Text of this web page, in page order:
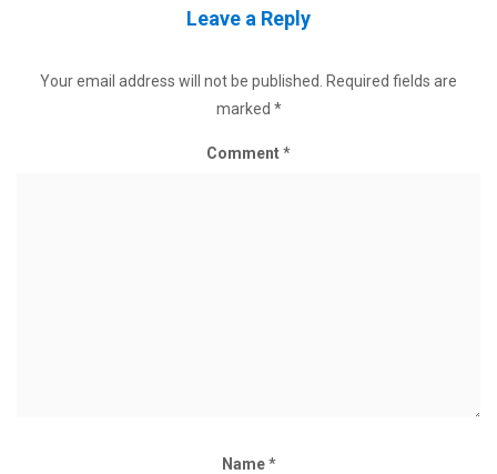
Leave a Reply
Your email address will not be published. Required fields are
marked *
Comment*
Name*